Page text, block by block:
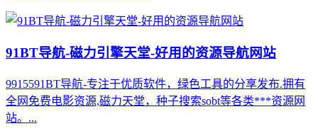
91BT导航-磁力引擎天堂-好用的资源导航网站
9915591BT导航-专注于优质软件，绿色工具的分享发布.拥有
全网免费电影资源,磁力天堂，种子搜索sobt等各类***资源网
站。...